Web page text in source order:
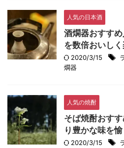
人気の日本酒
酒燗器おすす
を数倍おいしく
2020/3/15
燗器
人気の焼酎
そば焼酎おす
り豊かな味を
2020/3/15